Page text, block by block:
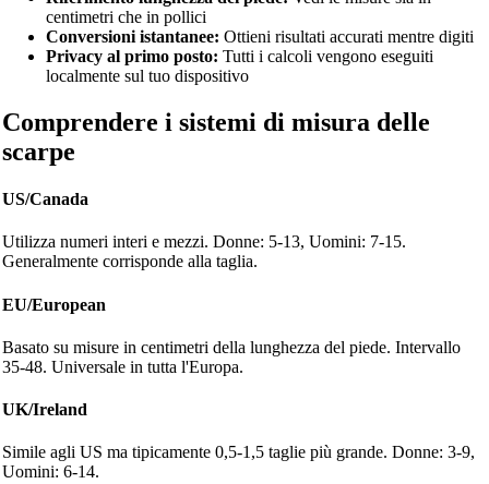
centimetri che in pollici
Conversioni istantanee: Ottieni risultati accurati mentre digiti
Privacy al primo posto: Tutti i calcoli vengono eseguiti
localmente sul tuo dispositivo
Comprendere i sistemi di misura delle
scarpe
US/Canada
Utilizza numeri interi e mezzi. Donne: 5-13, Uomini: 7-15.
Generalmente corrisponde alla taglia.
EU/European
Basato su misure in centimetri della lunghezza del piede. Intervallo
35-48. Universale in tutta l'Europa.
UK/Ireland
Simile agli US ma tipicamente 0,5-1,5 taglie più grande. Donne: 3-9,
Uomini: 6-14.